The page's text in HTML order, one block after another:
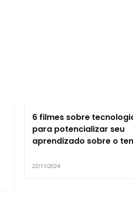
6 filmes sobre
para potencializar seu
aprendizado sobre o
22/11/2024